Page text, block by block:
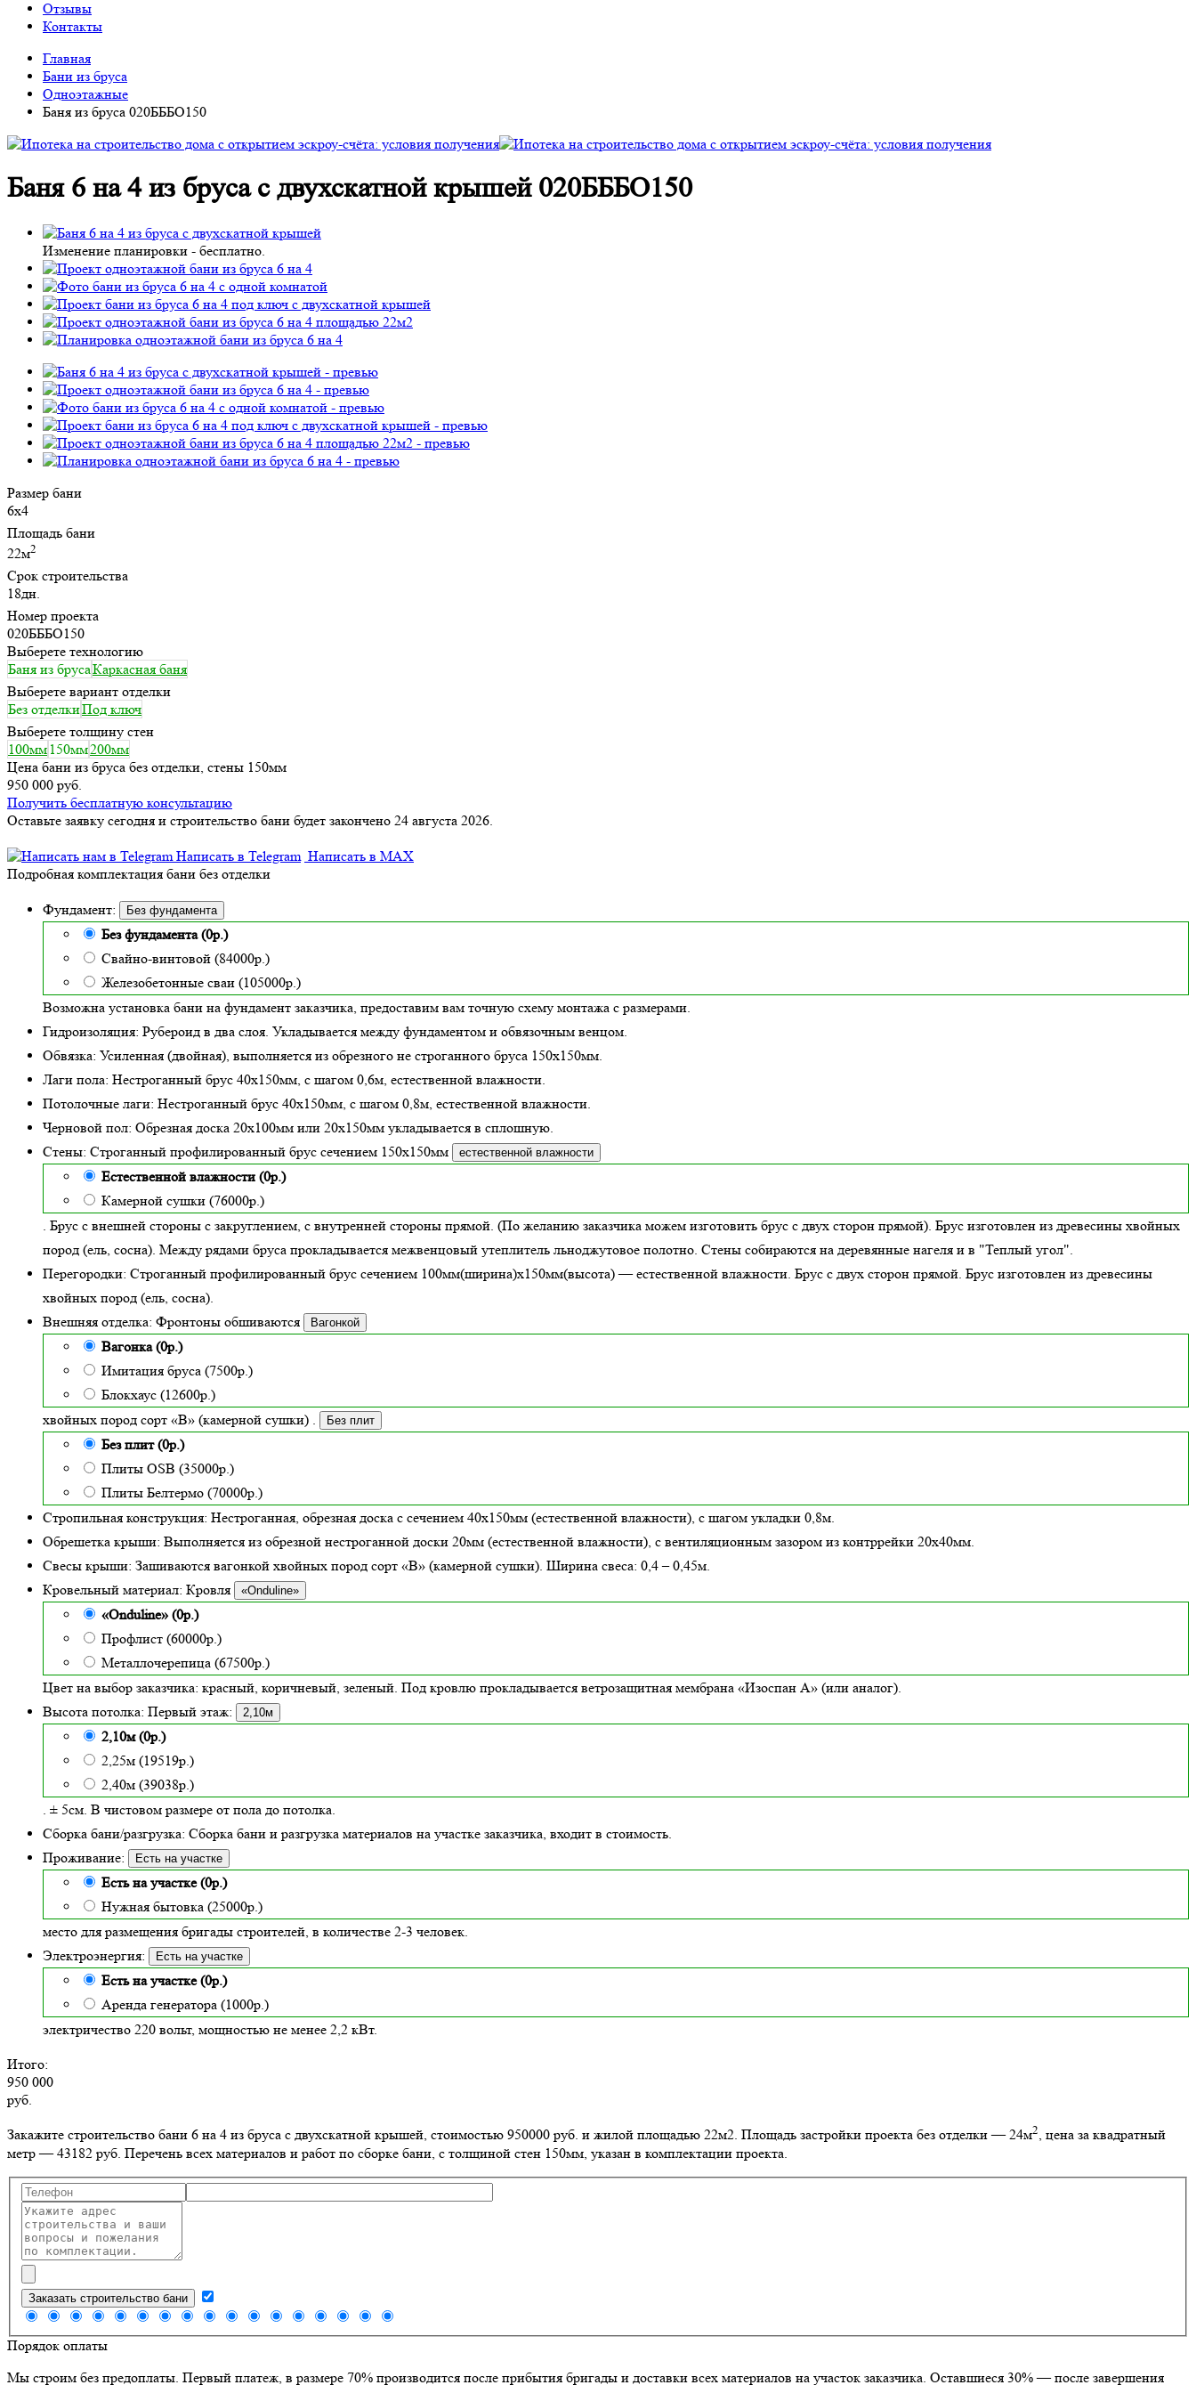
Отзывы
Контакты
Главная
Бани из бруса
Одноэтажные
Баня из бруса 020БББО150
Баня 6 на 4 из бруса с двухскатной крышей 020БББО150
Изменение планировки - бесплатно.
Размер бани
6х4
Площадь бани
22м2
Срок строительства
18дн.
Номер проекта
020БББО150
Выберете технологию
Баня из брусаКаркасная баня
Выберете вариант отделки
Без отделкиПод ключ
Выберете толщину стен
100мм 150мм200мм
Цена бани из бруса без отделки, стены 150мм
950 000 руб.
Получить бесплатную консультацию
Оставьте заявку сегодня и строительство бани будет закончено 24 августа 2026.
Написать в Telegram Написать в MAX
Подробная комплектация бани без отделки
Фундамент: Без фундамента
Без фундамента (0р.)
Свайно-винтовой (84000р.)
Железобетонные сваи (105000р.)
Возможна установка бани на фундамент заказчика, предоставим вам точную схему монтажа с размерами.
Гидроизоляция: Рубероид в два слоя. Укладывается между фундаментом и обвязочным венцом.
Обвязка: Усиленная (двойная), выполняется из обрезного не строганного бруса 150х150мм.
Лаги пола: Нестроганный брус 40х150мм, с шагом 0,6м, естественной влажности.
Потолочные лаги: Нестроганный брус 40х150мм, с шагом 0,8м, естественной влажности.
Черновой пол: Обрезная доска 20х100мм или 20х150мм укладывается в сплошную.
Стены: Строганный профилированный брус сечением 150х150мм естественной влажности
Естественной влажности (0р.)
Камерной сушки (76000р.)
. Брус с внешней стороны с закруглением, с внутренней стороны прямой. (По желанию заказчика можем изготовить брус с двух сторон прямой). Брус изготовлен из древесины хвойных
пород (ель, сосна). Между рядами бруса прокладывается межвенцовый утеплитель льноджутовое полотно. Стены собираются на деревянные нагеля и в "Теплый угол".
Перегородки: Строганный профилированный брус сечением 100мм(ширина)x150мм(высота) —естественной влажности. Брус с двух сторон прямой. Брус изготовлен из древесины
хвойных пород (ель, сосна).
Внешняя отделка: Фронтоны обшиваются Вагонкой
Вагонка (0р.)
Имитация бруса (7500р.)
Блокхаус (12600р.)
хвойных пород сорт «В» (камерной сушки) . Без плит
Без плит (0р.)
Плиты OSB (35000р.)
Плиты Белтермо (70000р.)
Стропильная конструкция: Нестроганная, обрезная доска с сечением 40х150мм (естественной влажности), с шагом укладки 0,8м.
Обрешетка крыши: Выполняется из обрезной нестроганной доски 20мм (естественной влажности), с вентиляционным зазором из контррейки 20х40мм.
Свесы крыши: Зашиваются вагонкой хвойных пород сорт «В» (камерной сушки). Ширина свеса: 0,4 – 0,45м.
Кровельный материал: Кровля «Onduline»
«Onduline» (0р.)
Профлист (60000р.)
Металлочерепица (67500р.)
Цвет на выбор заказчика: красный, коричневый, зеленый. Под кровлю прокладывается ветрозащитная мембрана «Изоспан А» (или аналог).
Высота потолка: Первый этаж: 2,10м
2,10м (0р.)
2,25м (19519р.)
2,40м (39038р.)
. ± 5см. В чистовом размере от пола до потолка.
Сборка бани/разгрузка: Сборка бани и разгрузка материалов на участке заказчика, входит в стоимость.
Проживание:
Есть на участке
Есть на участке (0р.)
Нужная бытовка (25000р.)
место для размещения бригады строителей, в количестве 2-3 человек.
Электроэнергия:
Есть на участке
Есть на участке (0р.)
Аренда генератора (1000р.)
электричество 220 вольт, мощностью не менее 2,2 кВт.
Итого:
950 000
руб.
Закажите строительство бани 6 на 4 из бруса с двухскатной крышей, стоимостью 950000 руб. и жилой площадью 22м2. Площадь застройки проекта без отделки — 24м2, цена за квадратный
метр — 43182 руб. Перечень всех материалов и работ по сборке бани, с толщиной стен 150мм, указан в комплектации проекта.
Заказать строительство бани
Порядок оплаты
Мы строим без предоплаты. Первый платеж, в размере 70% производится после прибытия бригады и доставки всех материалов на участок заказчика. Оставшиеся 30% — после завершения